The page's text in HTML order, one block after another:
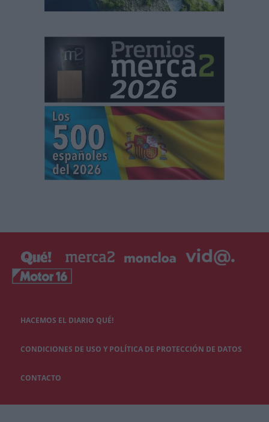
HACEMOS EL DIARIO QUÉ!
CONDICIONES DE USO Y POLÍTICA DE PROTECCIÓN DE DATOS
CONTACTO